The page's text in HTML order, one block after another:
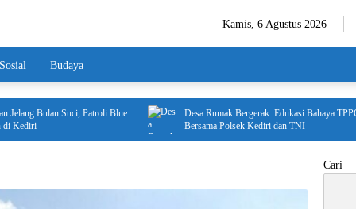
Kamis, 6 Agustus 2026
Sosial Budaya
Bulan Suci, Patroli Blue
Desa Rumak Bergerak: Edukasi Bahaya TPPO
Bersama Polsek Kediri dan TNI
Cari